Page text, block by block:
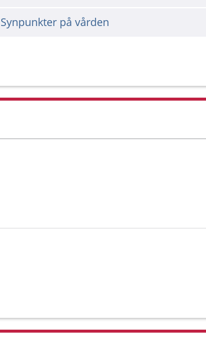
Synpunkter på vården